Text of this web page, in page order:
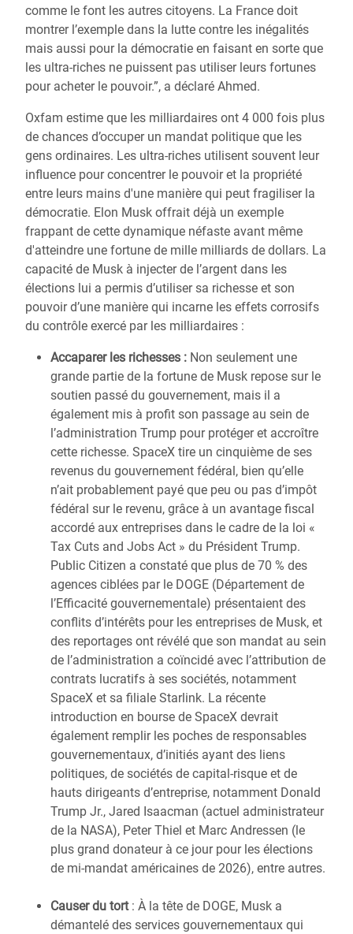
comme le font les autres citoyens. La France doit
montrer l’exemple dans la lutte contre les inégalités
mais aussi pour la démocratie en faisant en sorte que
les ultra-riches ne puissent pas utiliser leurs fortunes
pour acheter le pouvoir.”, a déclaré Ahmed.
Oxfam estime que les milliardaires ont 4 000 fois plus
de chances d’occuper un mandat politique que les
gens ordinaires. Les ultra-riches utilisent souvent leur
influence pour concentrer le pouvoir et la propriété
entre leurs mains d'une manière qui peut fragiliser la
démocratie. Elon Musk offrait déjà un exemple
frappant de cette dynamique néfaste avant même
d'atteindre une fortune de mille milliards de dollars. La
capacité de Musk à injecter de l’argent dans les
élections lui a permis d’utiliser sa richesse et son
pouvoir d’une manière qui incarne les effets corrosifs
du contrôle exercé par les milliardaires :
Accaparer les richesses : Non seulement une
grande partie de la fortune de Musk repose sur le
soutien passé du gouvernement, mais il a
également mis à profit son passage au sein de
l’administration Trump pour protéger et accroître
cette richesse. SpaceX tire un cinquième de ses
revenus du gouvernement fédéral, bien qu’elle
n’ait probablement payé que peu ou pas d’impôt
fédéral sur le revenu, grâce à un avantage fiscal
accordé aux entreprises dans le cadre de la loi «
Tax Cuts and Jobs Act » du Président Trump.
Public Citizen a constaté que plus de 70 % des
agences ciblées par le DOGE (Département de
l’Efficacité gouvernementale) présentaient des
conflits d’intérêts pour les entreprises de Musk, et
des reportages ont révélé que son mandat au sein
de l’administration a coïncidé avec l’attribution de
contrats lucratifs à ses sociétés, notamment
SpaceX et sa filiale Starlink. La récente
introduction en bourse de SpaceX devrait
également remplir les poches de responsables
gouvernementaux, d’initiés ayant des liens
politiques, de sociétés de capital-risque et de
hauts dirigeants d’entreprise, notamment Donald
Trump Jr., Jared Isaacman (actuel administrateur
de la NASA), Peter Thiel et Marc Andressen (le
plus grand donateur à ce jour pour les élections
de mi-mandat américaines de 2026), entre autres.
Causer du tort : À la tête de DOGE, Musk a
démantelé des services gouvernementaux qui